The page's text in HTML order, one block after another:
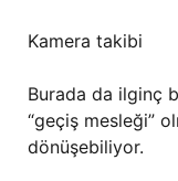
Kamera takibi
Burada da ilginç
“geçiş mesleği”
dönüşebiliyor.